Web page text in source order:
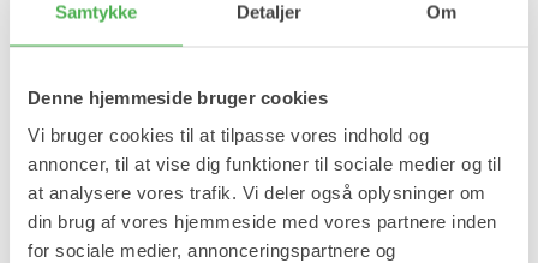
Samtykke Detaljer Om
Denne hjemmeside bruger cookies
Vi bruger cookies til at tilpasse vores indhold og
annoncer, til at vise dig funktioner til sociale medier og til
at analysere vores trafik. Vi deler også oplysninger om
din brug af vores hjemmeside med vores partnere inden
for sociale medier, annonceringspartnere og
sodium sulfate, parfum, limonene, citrus aurantium peel oil,
extract, Ci 19140, Cl42090, Cl 15985.
Varenummer: 3177
Ingredienser
Se mere